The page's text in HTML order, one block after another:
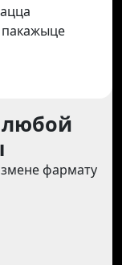
пакажыце
змене фармату